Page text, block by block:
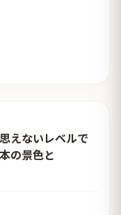
えないレベルで
の景色と